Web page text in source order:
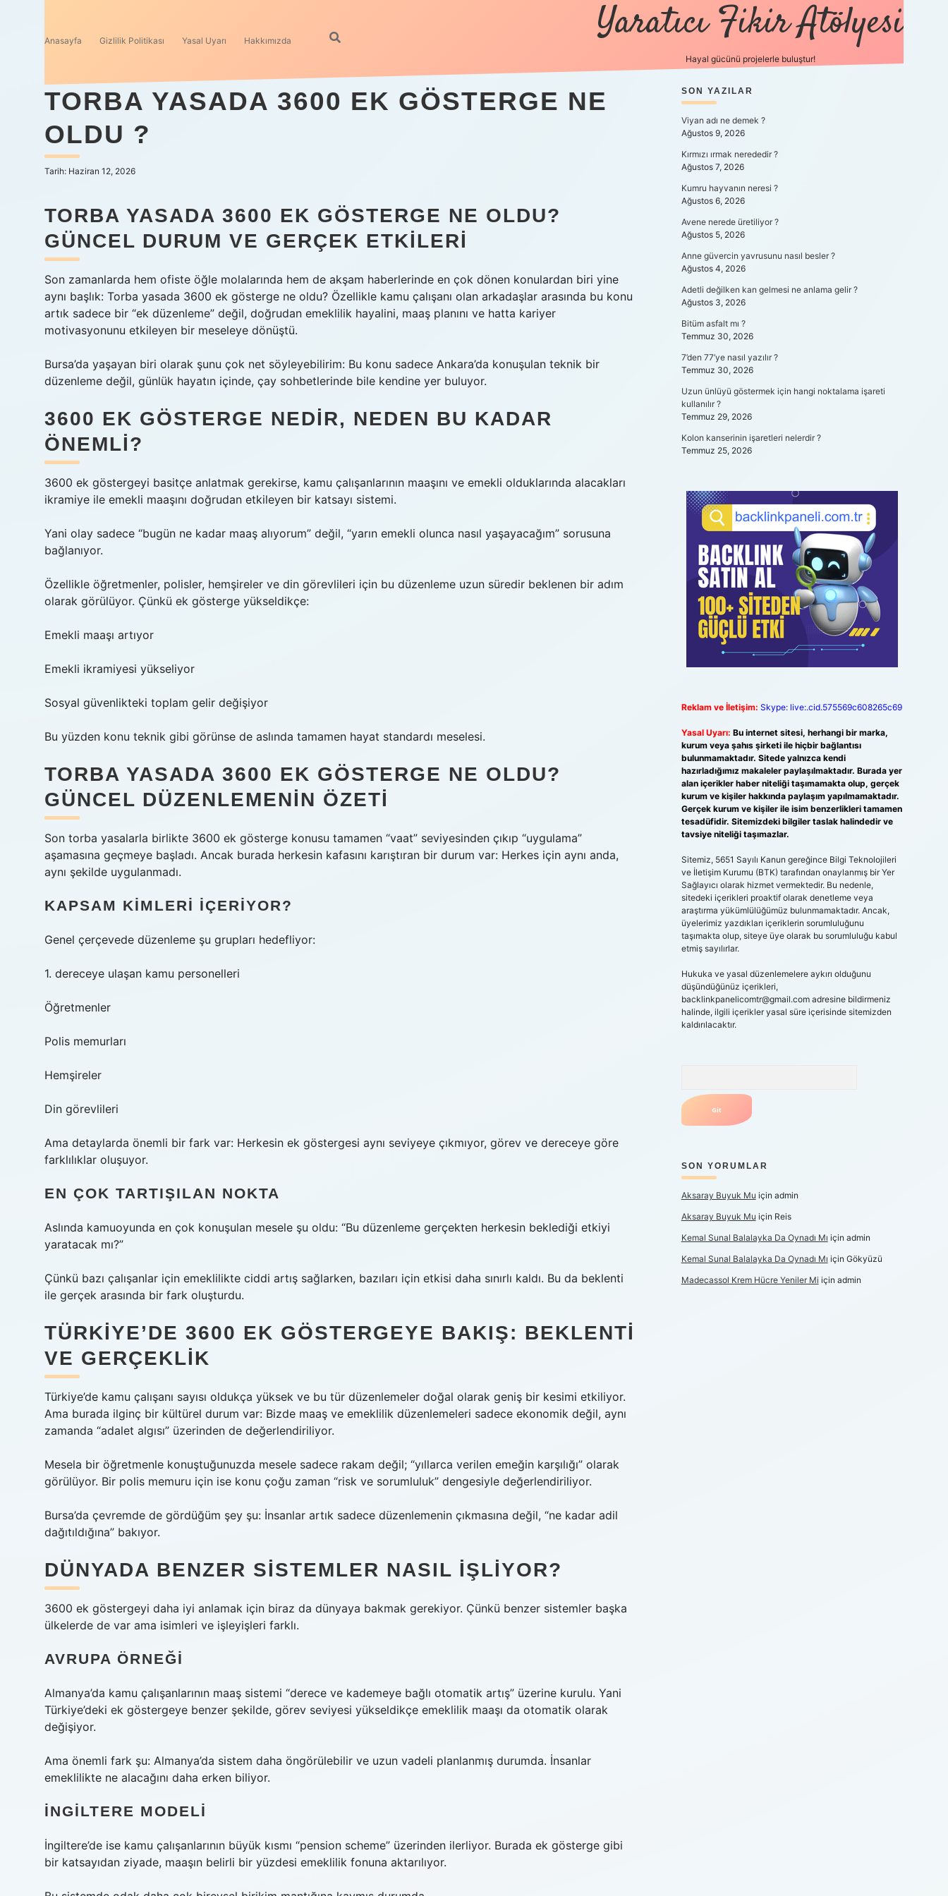
Anasayfa Gizlilik Politikası Yasal Uyarı Hakkımızda Yaratıcı Fikir Atölyesi
Hayal gücünü projelerle buluştur!
TORBA YASADA 3600 EK GÖSTERGE NE
OLDU ?
Tarih: Haziran 12, 2026
TORBA YASADA 3600 EK GÖSTERGE NE OLDU?
GÜNCEL DURUM VE GERÇEK ETKILERI
Son zamanlarda hem ofiste öğle molalarında hem de akşam haberlerinde en çok dönen konulardan biri yine
aynı başlık: Torba yasada 3600 ek gösterge ne oldu? Özellikle kamu çalışanı olan arkadaşlar arasında bu konu
artık sadece bir “ek düzenleme” değil, doğrudan emeklilik hayalini, maaş planını ve hatta kariyer
motivasyonunu etkileyen bir meseleye dönüştü.
Bursa’da yaşayan biri olarak şunu çok net söyleyebilirim: Bu konu sadece Ankara’da konuşulan teknik bir
düzenleme değil, günlük hayatın içinde, çay sohbetlerinde bile kendine yer buluyor.
3600 EK GÖSTERGE NEDIR, NEDEN BU KADAR
ÖNEMLI?
3600 ek göstergeyi basitçe anlatmak gerekirse, kamu çalışanlarının maaşını ve emekli olduklarında alacakları
ikramiye ile emekli maaşını doğrudan etkileyen bir katsayı sistemi.
Yani olay sadece “bugün ne kadar maaş alıyorum” değil, “yarın emekli olunca nasıl yaşayacağım” sorusuna
bağlanıyor.
Özellikle öğretmenler, polisler, hemşireler ve din görevlileri için bu düzenleme uzun süredir beklenen bir adım
olarak görülüyor. Çünkü ek gösterge yükseldikçe:
Emekli maaşı artıyor
Emekli ikramiyesi yükseliyor
Sosyal güvenlikteki toplam gelir değişiyor
Bu yüzden konu teknik gibi görünse de aslında tamamen hayat standardı meselesi.
TORBA YASADA 3600 EK GÖSTERGE NE OLDU?
GÜNCEL DÜZENLEMENIN ÖZETI
Son torba yasalarla birlikte 3600 ek gösterge konusu tamamen “vaat” seviyesinden çıkıp “uygulama”
aşamasına geçmeye başladı. Ancak burada herkesin kafasını karıştıran bir durum var: Herkes için aynı anda,
aynı şekilde uygulanmadı.
KAPSAM KIMLERI İÇERIYOR?
Genel çerçevede düzenleme şu grupları hedefliyor:
1. dereceye ulaşan kamu personelleri
Öğretmenler
Polis memurları
Hemşireler
Din görevlileri
Ama detaylarda önemli bir fark var: Herkesin ek göstergesi aynı seviyeye çıkmıyor, görev ve dereceye göre
farklılıklar oluşuyor.
EN ÇOK TARTIŞILAN NOKTA
Aslında kamuoyunda en çok konuşulan mesele şu oldu: “Bu düzenleme gerçekten herkesin beklediği etkiyi
yaratacak mı?”
Çünkü bazı çalışanlar için emeklilikte ciddi artış sağlarken, bazıları için etkisi daha sınırlı kaldı. Bu da beklenti
ile gerçek arasında bir fark oluşturdu.
TÜRKIYE’DE 3600 EK GÖSTERGEYE BAKIŞ: BEKLENTI
VE GERÇEKLIK
Türkiye’de kamu çalışanı sayısı oldukça yüksek ve bu tür düzenlemeler doğal olarak geniş bir kesimi etkiliyor.
Ama burada ilginç bir kültürel durum var: Bizde maaş ve emeklilik düzenlemeleri sadece ekonomik değil, aynı
zamanda “adalet algısı” üzerinden de değerlendiriliyor.
Mesela bir öğretmenle konuştuğunuzda mesele sadece rakam değil; “yıllarca verilen emeğin karşılığı” olarak
görülüyor. Bir polis memuru için ise konu çoğu zaman “risk ve sorumluluk” dengesiyle değerlendiriliyor.
Bursa’da çevremde de gördüğüm şey şu: İnsanlar artık sadece düzenlemenin çıkmasına değil, “ne kadar adil
dağıtıldığına” bakıyor.
DÜNYADA BENZER SISTEMLER NASIL İŞLIYOR?
3600 ek göstergeyi daha iyi anlamak için biraz da dünyaya bakmak gerekiyor. Çünkü benzer sistemler başka
ülkelerde de var ama isimleri ve işleyişleri farklı.
AVRUPA ÖRNEĞI
Almanya’da kamu çalışanlarının maaş sistemi “derece ve kademeye bağlı otomatik artış” üzerine kurulu. Yani
Türkiye’deki ek göstergeye benzer şekilde, görev seviyesi yükseldikçe emeklilik maaşı da otomatik olarak
değişiyor.
Ama önemli fark şu: Almanya’da sistem daha öngörülebilir ve uzun vadeli planlanmış durumda. İnsanlar
emeklilikte ne alacağını daha erken biliyor.
İNGILTERE MODELI
İngiltere’de ise kamu çalışanlarının büyük kısmı “pension scheme” üzerinden ilerliyor. Burada ek gösterge gibi
bir katsayıdan ziyade, maaşın belirli bir yüzdesi emeklilik fonuna aktarılıyor.
SIDEBAR
SON YAZILAR
Viyan adı ne demek ?
Ağustos 9, 2026
Kırmızı ırmak nerededir ?
Ağustos 7, 2026
Kumru hayvanın neresi ?
Ağustos 6, 2026
Avene nerede üretiliyor ?
Ağustos 5, 2026
Anne güvercin yavrusunu nasıl besler ?
Ağustos 4, 2026
Adetli değilken kan gelmesi ne anlama gelir ?
Ağustos 3, 2026
Bitüm asfalt mı ?
Temmuz 30, 2026
7’den 77’ye nasıl yazılır ?
Temmuz 30, 2026
Uzun ünlüyü göstermek için hangi noktalama işareti
kullanılır ?
Temmuz 29, 2026
Kolon kanserinin işaretleri nelerdir ?
Temmuz 25, 2026
Reklam ve İletişim: Skype: live:.cid.575569c608265c69
Yasal Uyarı: Bu internet sitesi, herhangi bir marka,
kurum veya şahıs şirketi ile hiçbir bağlantısı
bulunmamaktadır. Sitede yalnızca kendi
hazırladığımız makaleler paylaşılmaktadır. Burada yer
alan içerikler haber niteliği taşımamakta olup, gerçek
kurum ve kişiler hakkında paylaşım yapılmamaktadır.
Gerçek kurum ve kişiler ile isim benzerlikleri tamamen
tesadüfidir. Sitemizdeki bilgiler taslak halindedir ve
tavsiye niteliği taşımazlar.
Sitemiz, 5651 Sayılı Kanun gereğince Bilgi Teknolojileri
ve İletişim Kurumu (BTK) tarafından onaylanmış bir Yer
Sağlayıcı olarak hizmet vermektedir. Bu nedenle,
sitedeki içerikleri proaktif olarak denetleme veya
araştırma yükümlülüğümüz bulunmamaktadır. Ancak,
üyelerimiz yazdıkları içeriklerin sorumluluğunu
taşımakta olup, siteye üye olarak bu sorumluluğu kabul
etmiş sayılırlar.
Hukuka ve yasal düzenlemelere aykırı olduğunu
düşündüğünüz içerikleri,
backlinkpanelicomtr@gmail.comadresine bildirmeniz
halinde, ilgili içerikler yasal süre içerisinde sitemizden
kaldırılacaktır.
SON YORUMLAR
Aksaray Buyuk Mu için admin
Aksaray Buyuk Mu için Reis
Kemal Sunal Balalayka Da Oynadı Mı için admin
Kemal Sunal Balalayka Da Oynadı Mı için Gökyüzü
Madecassol Krem Hücre Yeniler Mi için admin